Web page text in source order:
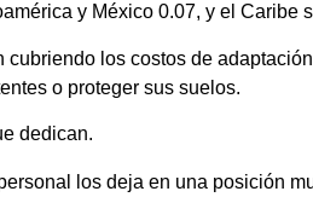
y México 0.07, y el Caribe
los costos de
o proteger sus suelos.
dedican.
los deja en una posición